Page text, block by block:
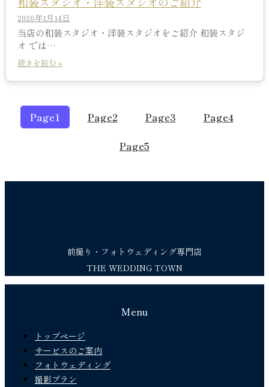
2026年1月14日
当店の和装スタジオ・洋装スタジオをご紹介 和装スタジ
オ では…
続きを読む »
Page1 Page2 Page3 Page4
Page5
前撮り・フォトウェディング専門店
THE WEDDING TOWN
Menu
トップページ
サービスのご案内
フォトウェディング
撮影プラン